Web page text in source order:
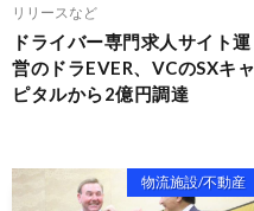
リリースなど
ドライバー専門求人サイト運
営のドラEVER、VCのSXキャ
ピタルから2億円調達
物流施設/不動産